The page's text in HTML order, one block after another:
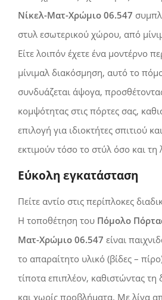
Νίκελ-Ματ-Χρώμιο 06.547
στυλ εσωτερικού χώρου, από
Είτε λοιπόν έχετε ένα μοντέρνο
μίνιμαλ διακόσμηση, αυτό το
συνδυάζεται άψογα,
κομψότητας στις πόρτες σας,
επιλογή για ιδιοκτήτες σπιτιού
εκτιμούν τόσο τo στύλ όσο και τη
Εύκολη εγκατάσταση
Πείτε αντίο στις περίπλοκες
Η τοποθέτηση του Πόμολο
Ματ-Χρώμιο 06.547 είναι
το απαραίτητο υλικό (βίδες –
τίποτα επιπλέον, καθιστώντας τη
και χωρίς προβλήματα. Με λίγα